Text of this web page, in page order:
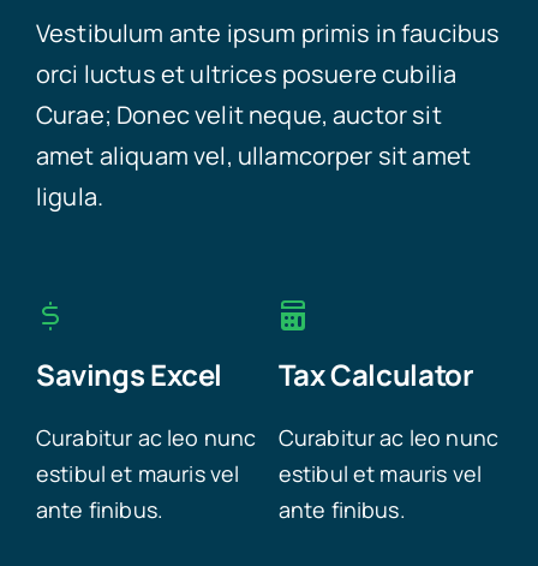
Vestibulum ante ipsum primis in faucibus
orci luctus et ultrices posuere cubilia
Curae; Donec velit neque, auctor sit
amet aliquam vel, ullamcorper sit amet
ligula.
Savings Excel
Curabitur ac leo nunc
estibul et mauris vel
ante finibus.
Tax Calculator
Curabitur ac leo nunc
estibul et mauris vel
ante finibus.